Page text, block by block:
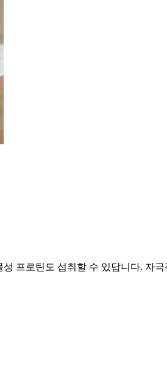
프로틴도 섭취할 수 있답니다. 자